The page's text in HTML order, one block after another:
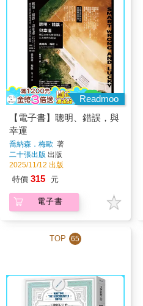
Readmoo
【電子書】聰明、錯誤，與
幸運
喬納森．梅歐 著
二十張出版 出版
2025/11/12 出版
特價 315 元
電子書
TOP 65